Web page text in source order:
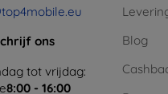
ons
tot vrijdag:
8:00 - 16:00
Blog